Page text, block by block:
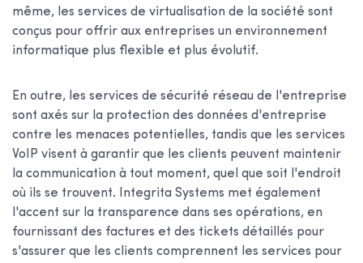
même, les services de virtualisation de la société sont
conçus pour offrir aux entreprises un environnement
informatique plus flexible et plus évolutif.
En outre, les services de sécurité réseau de l'entreprise
sont axés sur la protection des données d'entreprise
contre les menaces potentielles, tandis que les services
VoIP visent à garantir que les clients peuvent maintenir
la communication à tout moment, quel que soit l'endroit
où ils se trouvent. Integrita Systems met également
l'accent sur la transparence dans ses opérations, en
fournissant des factures et des tickets détaillés pour
s'assurer que les clients comprennent les services pour